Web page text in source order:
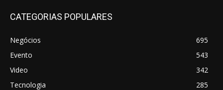
CATEGORIAS POPULARES
Negócios
695
Evento
543
Video
342
Tecnologia
285